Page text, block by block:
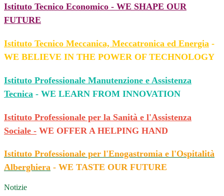
Istituto Tecnico Economico - WE SHAPE OUR
FUTURE
Istituto Tecnico Meccanica, Meccatronica ed Energia -
WE BELIEVE IN THE POWER OF TECHNOLOGY
Istituto Professionale Manutenzione e Assistenza
Tecnica - WE LEARN FROM INNOVATION
Istituto Professionale per la Sanità e l'Assistenza
Sociale - WE OFFER A HELPING HAND
Istituto Professionale per l'Enogastromia e l'Ospitalità
Alberghiera - WE TASTE OUR FUTURE
Notizie